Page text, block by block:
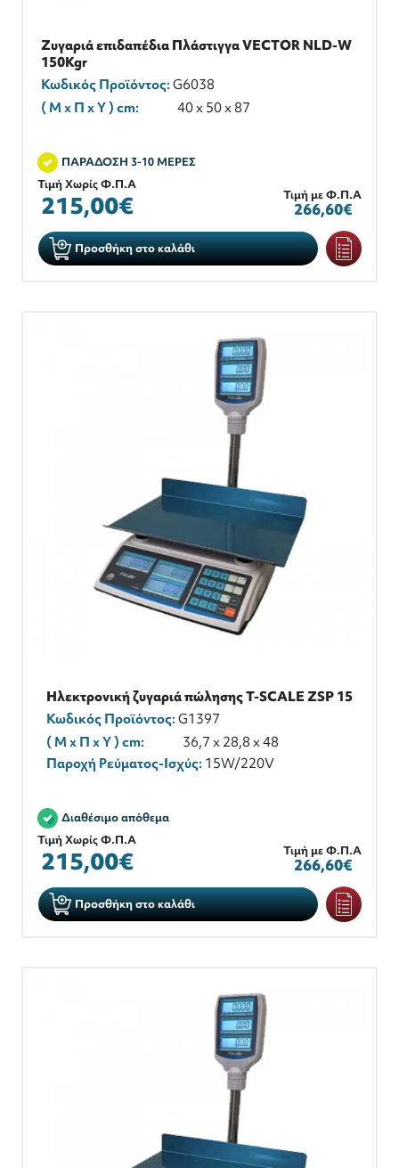
Ζυγαριά επιδαπέδια Πλάστιγγα VECTOR NLD-W
150Kgr
Κωδικός Προϊόντος:G6038
( M x Π x Y ) cm:
40 x 50 x 87
ΠΑΡΑΔΟΣΗ 3-10 ΜΕΡΕΣ
Τιμή Χωρίς Φ.Π.Α
215,00€ Τιμή με Φ.Π.Α
266,60€
Προσθήκη στο καλάθι
Ηλεκτρονική ζυγαριά πώλησης T-SCALE ZSP 15
Κωδικός Προϊόντος:G1397
( M x Π x Y ) cm:
36,7 x 28,8 x 48
Παροχή Ρεύματος-Ισχύς: 15W/220V
Διαθέσιμο απόθεμα
Τιμή Χωρίς Φ.Π.Α
215,00€ Τιμή με Φ.Π.Α
266,60€
Προσθήκη στο καλάθι